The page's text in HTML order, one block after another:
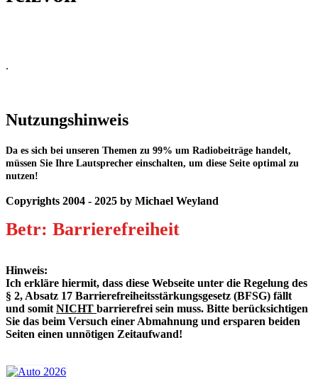
.
Nutzungshinweis
Da es sich bei unseren Themen zu 99% um Radiobeiträge handelt,
müssen Sie Ihre Lautsprecher einschalten, um diese Seite optimal zu
nutzen!
Copyrights 2004 - 2025 by Michael Weyland
Betr: Barrierefreiheit
Hinweis:
Ich erkläre hiermit, dass diese Webseite unter die Regelung des
§ 2, Absatz 17 Barrierefreiheitsstärkungsgesetz (BFSG) fällt
und somit NICHT barrierefrei sein muss. Bitte berücksichtigen
Sie das beim Versuch einer Abmahnung und ersparen beiden
Seiten einen unnötigen Zeitaufwand!